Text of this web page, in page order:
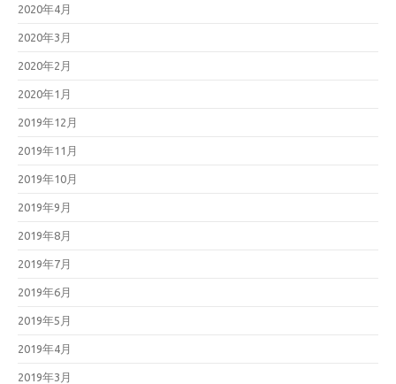
2020年4月
2020年3月
2020年2月
2020年1月
2019年12月
2019年11月
2019年10月
2019年9月
2019年8月
2019年7月
2019年6月
2019年5月
2019年4月
2019年3月